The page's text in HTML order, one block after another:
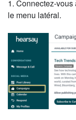
1. Connectez-
le menu latéral.